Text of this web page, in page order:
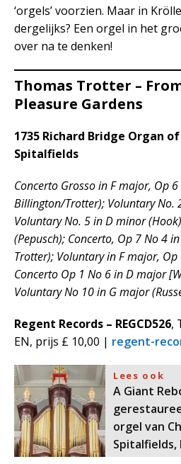
‘orgels’ voorzien. Maar in
dergelijks? Een orgel in het
over na te denken!
Thomas Trotter –
Pleasure Gardens
1735 Richard Bridge Organ
Spitalfields
Concerto Grosso in F major, Op
Billington/Trotter); Voluntary No.
Voluntary No. 5 in D minor
(Pepusch); Concerto, Op 7 No 4
Trotter); Voluntary in F major, Op
Concerto Op 1 No 6 in D major
Voluntary No 10 in G major
Regent Records – REGCD526,
EN, prijs £ 10,00 | regent-
Lees ook
A Giant
orgel van
Spitalfields,